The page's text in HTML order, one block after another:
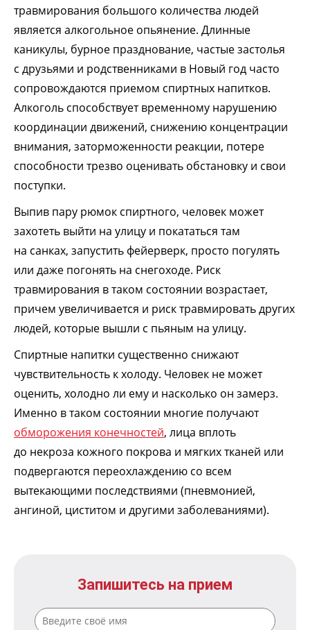
травмирования большого количества людей
является алкогольное опьянение. Длинные
каникулы, бурное празднование, частые застолья
с друзьями и родственниками в Новый год часто
сопровождаются приемом спиртных напитков.
Алкоголь способствует временному нарушению
координации движений, снижению концентрации
внимания, заторможенности реакции, потере
способности трезво оценивать обстановку и свои
поступки.
Выпив пару рюмок спиртного, человек может
захотеть выйти на улицу и покататься там
на санках, запустить фейерверк, просто погулять
или даже погонять на снегоходе. Риск
травмирования в таком состоянии возрастает,
причем увеличивается и риск травмировать других
людей, которые вышли с пьяным на улицу.
Спиртные напитки существенно снижают
чувствительность к холоду. Человек не может
оценить, холодно ли ему и насколько он замерз.
Именно в таком состоянии многие получают
обморожения конечностей, лица вплоть
до некроза кожного покрова и мягких тканей или
подвергаются переохлаждению со всем
вытекающими последствиями (пневмонией,
ангиной, циститом и другими заболеваниями).
Запишитесь на прием